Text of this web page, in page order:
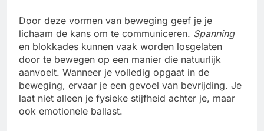
Door deze vormen van beweging geef je je
lichaam de kans om te communiceren. Spanning
en blokkades kunnen vaak worden losgelaten
door te bewegen op een manier die natuurlijk
aanvoelt. Wanneer je volledig opgaat in de
beweging, ervaar je een gevoel van bevrijding. Je
laat niet alleen je fysieke stijfheid achter je, maar
ook emotionele ballast.